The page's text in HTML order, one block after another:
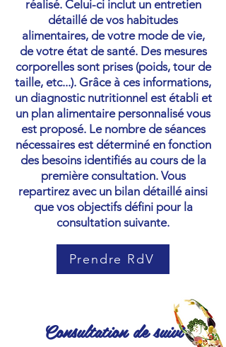
réalisé. Celui-ci inclut un entretien
détaillé de vos habitudes
alimentaires, de votre mode de vie,
de votre état de santé. Des mesures
corporelles sont prises (poids, tour de
taille, etc...). Grâce à ces informations,
un diagnostic nutritionnel est établi et
un plan alimentaire personnalisé vous
est proposé. Le nombre de séances
nécessaires est déterminé en fonction
des besoins identifiés au cours de la
première consultation. Vous
repartirez avec un bilan détaillé ainsi
que vos objectifs défini pour la
consultation suivante.
Prendre RdV
Consultation de suivi